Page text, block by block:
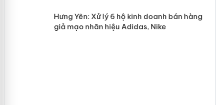
Hưng Yên: Xử lý 6 hộ kinh doanh bán hàng
giả mạo nhãn hiệu Adidas, Nike